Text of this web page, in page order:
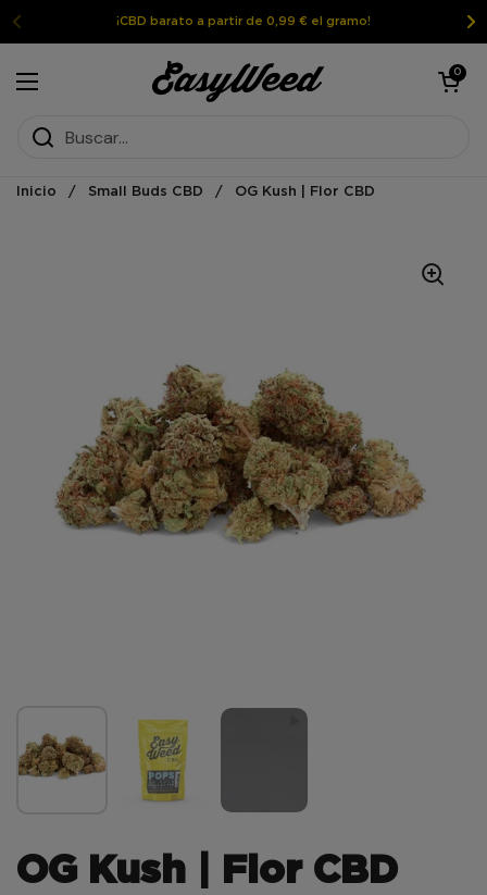
Ir al contenido ¡CBD barato a partir de 0,99 € el gramo!
Abrir el menú
Abrir la
0
Inicio / Small Buds CBD / OG Kush | Flor CBD
OG Kush | Flor CBD